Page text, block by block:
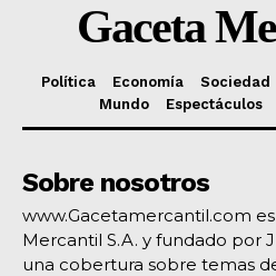
Gaceta
Política Economía Sociedad
Mundo
Espectáculos
Sobre nosotros
www.Gacetamercantil.com
Mercantil S.A. y fundado por
una cobertura sobre temas